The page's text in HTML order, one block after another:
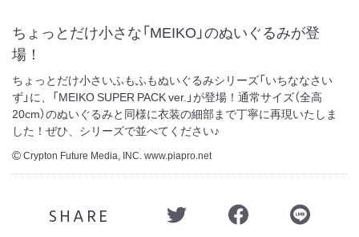
ちょっとだけ小さな「MEIKO」のぬいぐるみが登
場！
ちょっとだけ小さいふもふもぬいぐるみシリーズ「いちななさい
ず」に、「MEIKO SUPER PACK ver.」が登場！通常サイズ（全高
20cm）のぬいぐるみと同様に衣装の細部まで丁寧に再現いたしま
した！ぜひ、シリーズで並べてください♪
©Crypton Future Media, INC. www.piapro.net
SHARE